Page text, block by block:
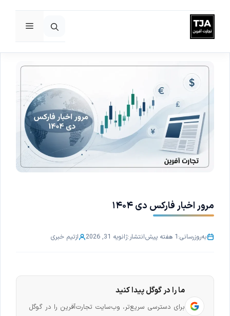
پرش
به
فهرست
مرور اخبار فارکس دی ۱۴۰۴
به‌روزرسانی:1 هفته پیش انتشار:ژانویه 31, 2026 ازتیم خبری
ما را در گوگل پیدا کنید
برای دسترسی سریع‌تر، وب‌سایت تجارت‌آفرین را در گوگل